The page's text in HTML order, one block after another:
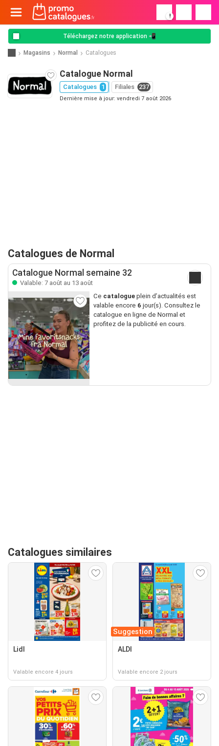
!
Téléchargez notre application 📲
Magasins Normal Catalogues
Catalogue Normal
Catalogues 1 Filiales 237
Dernière mise à jour: vendredi 7 août 2026
Catalogues de Normal
Catalogue Normal semaine 32
Valable: 7 août au 13 août
Ce catalogueplein d’actualités est
valable encore 6 jour(s). Consultez le
catalogue en ligne de Normal et
profitez de la publicité en cours.
Catalogues similaires
Lidl
Valable encore 4 jours
Suggestion
ALDI
Valable encore 2 jours